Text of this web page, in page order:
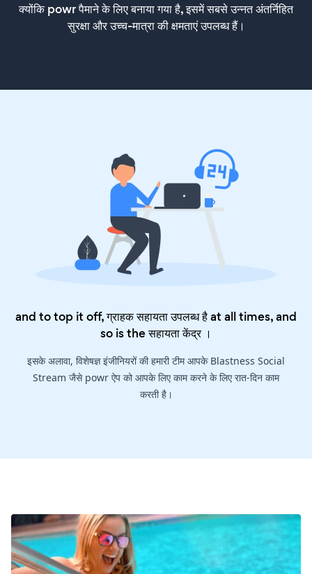
क्योंकि powr पैमाने के लिए बनाया गया है, इसमें सबसे उन्नत अंतर्निहित
सुरक्षा और उच्च-मात्रा की क्षमताएं उपलब्ध हैं।
and to top it off, ग्राहक सहायता उपलब्ध है at all times, and
so is theसहायता केंद्र।
इसके अलावा, विशेषज्ञ इंजीनियरों की हमारी टीम आपके Blastness Social
Stream जैसे powr ऐप को आपके लिए काम करने के लिए रात-दिन काम
करती है।